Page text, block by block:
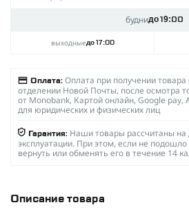
буднидо 19:00
выходныедо 17:00
Оплата: Оплата при получении
отделении Новой Почты, после осмотра
от Monobank, Картой онлайн, Google pay,
для юридических и физических лиц
Гарантия: Наши товары рассчитаны на
эксплуатации. При этом, если не
вернуть или обменять его в течение 14
Описание товара